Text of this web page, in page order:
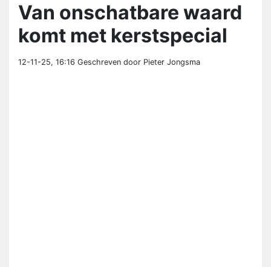
Van onschatbare waard
komt met kerstspecial
12-11-25, 16:16 Geschreven door Pieter Jongsma